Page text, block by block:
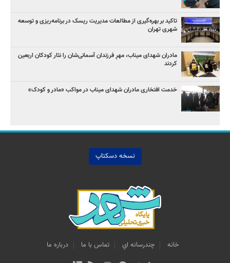
تاکید بر بهره‌گیری از مطالعات مدیریت ریسک در برنامه‌ریزی و توسعه
شهری تهران
مادران شهدای میناب، مهرِ فرزندان آسمانی‌شان را نثار کودکان اربعین
کردند
خدمت افتخاری مادران شهدای میناب در مواکب «مادر و کودک»
نسخه دسکتاپ
خانه چندرسانه اي تماس با ما درباره ما